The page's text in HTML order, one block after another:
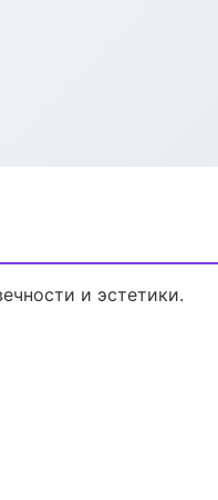
и эстетики.